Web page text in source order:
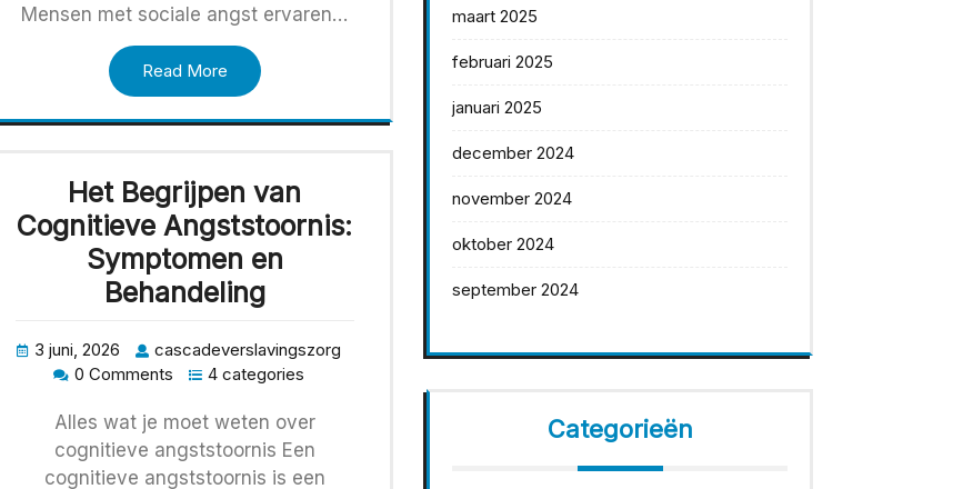
Mensen met sociale angst ervaren…
Read More
Het Begrijpen van
Cognitieve Angststoornis:
Symptomen en
Behandeling
3 juni, 2026
cascadeverslavingszorg
0 Comments
4 categories
Alles wat je moet weten over
cognitieve angststoornis Een
cognitieve angststoornis is een
maart 2025
februari 2025
januari 2025
december 2024
november 2024
oktober 2024
september 2024
Categorieën